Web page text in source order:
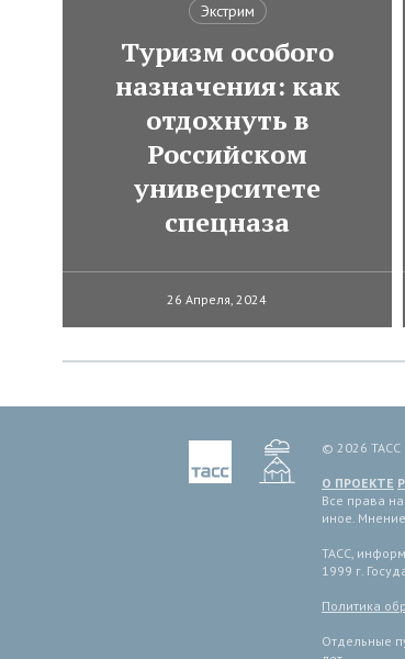
Экстрим
Туризм особого
назначения: как
отдохнуть в
Российском
университете
спецназа
26 Апреля, 2024
© 2026 ТАСС
О ПРОЕКТЕ
Все права
иное.
ТАСС,
1999 г.
Политика
Отдельные